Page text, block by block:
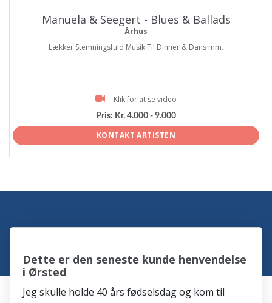
Manuela & Seegert - Blues & Ballads
Århus
Lækker Stemningsfuld Musik Til Dinner & Dans mm.
Klik for at se video
Pris: Kr. 4.000 - 9.000
KONTAKT ARTISTEN
Dette er den seneste kunde henvendelse
i Ørsted
Jeg skulle holde 40 års fødselsdag og kom til